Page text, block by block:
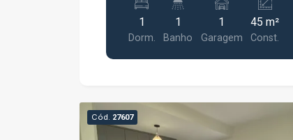
em um dos condomínios mais
desejados da região. O imóvel está
mobiliado e pronto para morar, conta
com: 01 dormitório aconchegante Sala
Geladeira e fogão Quarto com cama e
guarda-roupa de casal Mesa para
1
Dorm.
1
Banho
1
Garagem
45 m²
Const.
Cód. 27607